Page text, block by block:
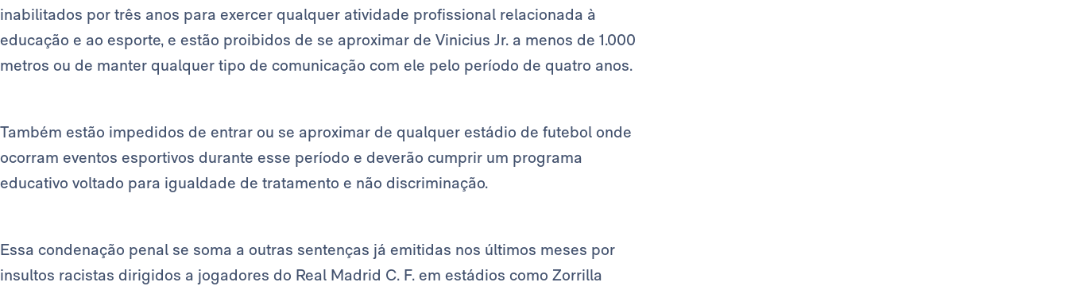
inabilitados por três anos para exercer qualquer atividade profissional relacionada à
educação e ao esporte, e estão proibidos de se aproximar de Vinicius Jr. a menos de 1.000
metros ou de manter qualquer tipo de comunicação com ele pelo período de quatro anos.
Também estão impedidos de entrar ou se aproximar de qualquer estádio de futebol onde
ocorram eventos esportivos durante esse período e deverão cumprir um programa
educativo voltado para igualdade de tratamento e não discriminação.
Essa condenação penal se soma a outras sentenças já emitidas nos últimos meses por
insultos racistas dirigidos a jogadores do Real Madrid C. F. em estádios como Zorrilla